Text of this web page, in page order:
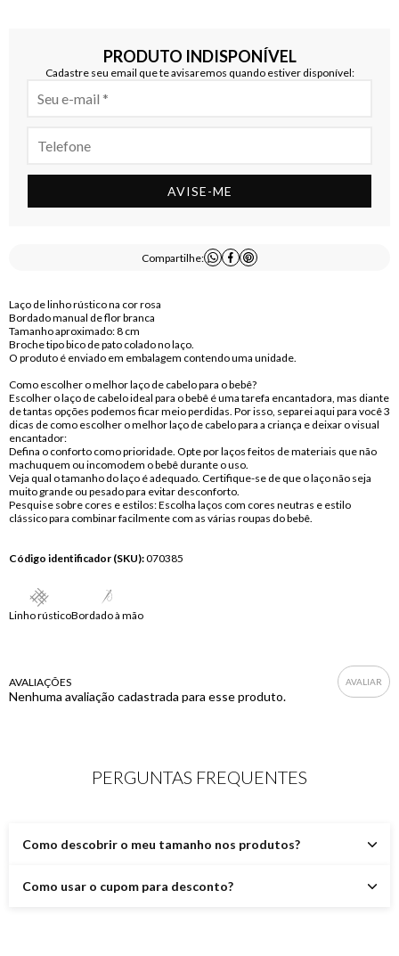
PRODUTO INDISPONÍVEL
Cadastre seu email que te avisaremos quando estiver disponível:
AVISE-ME
Compartilhe:
Código identificador (SKU):070385
Laço de linho rústico na cor rosa
Bordado manual de flor branca
Tamanho aproximado: 8 cm
Broche tipo bico de pato colado no laço.
O produto é enviado em embalagem contendo uma unidade.
Como escolher o melhor laço de cabelo para o bebê?
Escolher o laço de cabelo ideal para o bebê é uma tarefa encantadora, mas diante
de tantas opções podemos ficar meio perdidas. Por isso, separei aqui para você 3
dicas de como escolher o melhor laço de cabelo para a criança e deixar o visual
encantador:
Defina o conforto como prioridade. Opte por laços feitos de materiais que não
machuquem ou incomodem o bebê durante o uso.
Veja qual o tamanho do laço é adequado. Certifique-se de que o laço não seja
muito grande ou pesado para evitar desconforto.
Pesquise sobre cores e estilos: Escolha laços com cores neutras e estilo
clássico para combinar facilmente com as várias roupas do bebê.
Linho rústicoBordado à mão
AVALIAÇÕES
Nenhuma avaliação cadastrada para esse produto.
PERGUNTAS FREQUENTES
Como descobrir o meu tamanho nos produtos?
Como usar o cupom para desconto?